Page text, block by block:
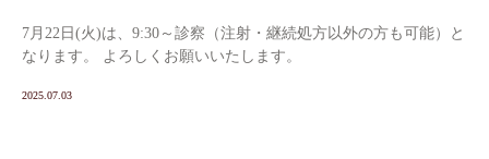
7月22日(火)は、9:30～診察（注射・継続処方以外の方も可能）と
なります。 よろしくお願いいたします。
2025.07.03